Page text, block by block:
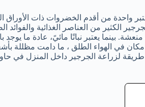
واحدة من أقدم الخضروات ذات الأوراق
الكثير من العناصر الغذائية
بينما يعتبر نباتًا مائيً، عادة ما يوجد
في الهواء الطلق ، ما دامت مظللة
لزراعة الجرجير داخل المنزل في